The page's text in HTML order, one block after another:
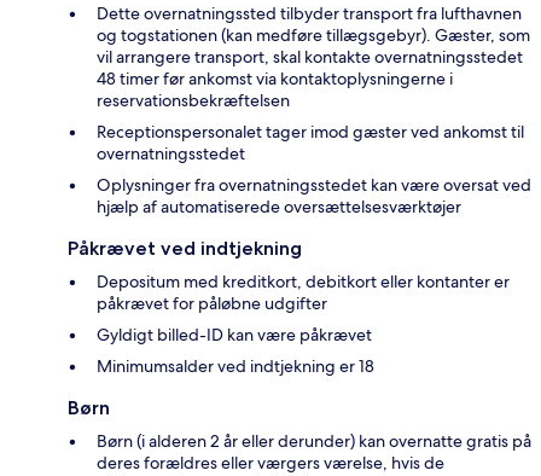
Dette overnatningssted tilbyder transport fra lufthavnen
og togstationen (kan medføre tillægsgebyr). Gæster, som
vil arrangere transport, skal kontakte overnatningsstedet
48 timer før ankomst via kontaktoplysningerne i
reservationsbekræftelsen
Receptionspersonalet tager imod gæster ved ankomst til
overnatningsstedet
Oplysninger fra overnatningsstedet kan være oversat ved
hjælp af automatiserede oversættelsesværktøjer
Påkrævet ved indtjekning
Depositum med kreditkort, debitkort eller kontanter er
påkrævet for påløbne udgifter
Gyldigt billed-ID kan være påkrævet
Minimumsalder ved indtjekning er 18
Børn
Børn (i alderen 2 år eller derunder) kan overnatte gratis på
deres forældres eller værgers værelse, hvis de